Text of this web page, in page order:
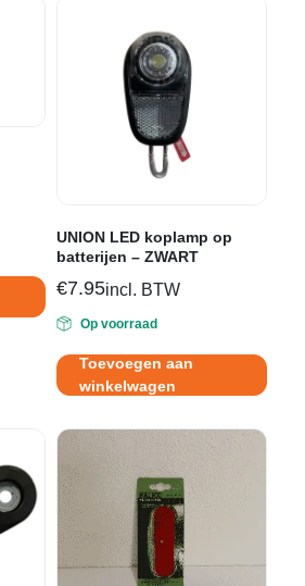
UNION LED koplamp op
batterijen – ZWART
€7.95incl. BTW
Op voorraad
Toevoegen aan
winkelwagen